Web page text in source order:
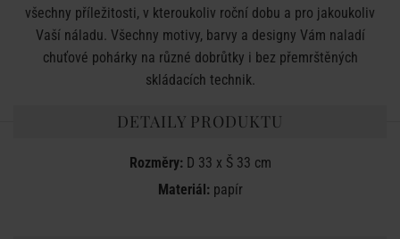
všechny příležitosti, v kteroukoliv roční dobu a pro jakoukoliv
Vaší náladu. Všechny motivy, barvy a designy Vám naladí
chuťové pohárky na různé dobrůtky i bez přemrštěných
skládacích technik.
DETAILY PRODUKTU
Rozměry:D 33 x Š 33 cm
Materiál:papír